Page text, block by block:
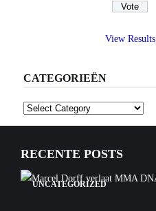
View Results
CATEGORIEËN
Categorieën
RECENTE POSTS
UNCATEGORIZED